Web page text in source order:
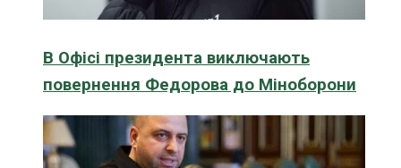
В Офісі президента виключають
повернення Федорова до Міноборони